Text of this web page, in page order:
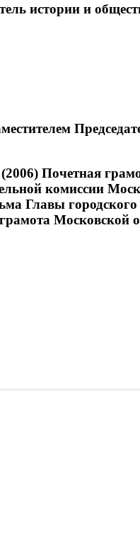
истории и
Почетная
комиссии
Главы городского
Московской